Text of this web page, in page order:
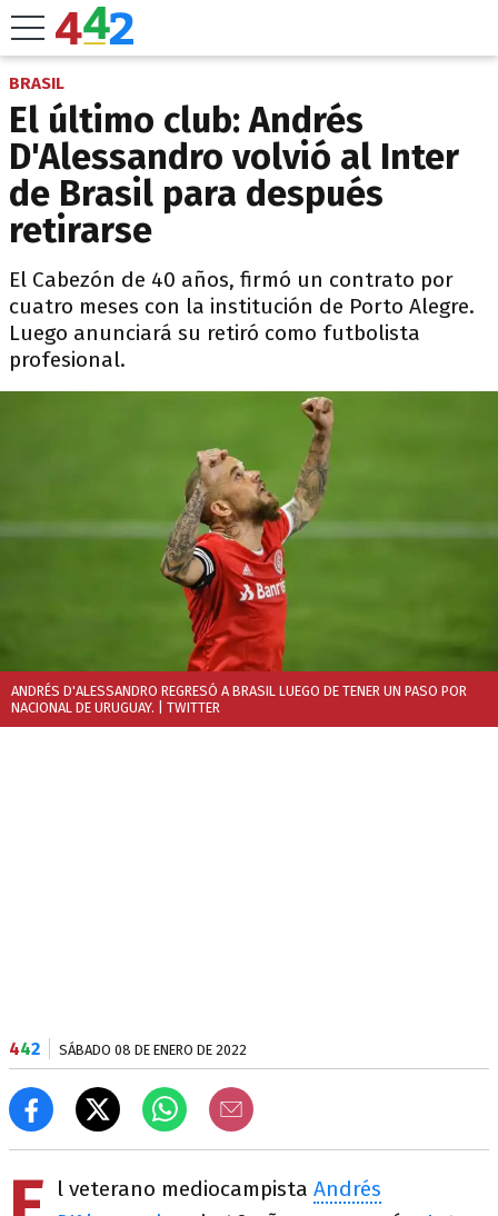
BRASIL
El último club: Andrés
D'Alessandro volvió al Inter
de Brasil para después
retirarse
El Cabezón de 40 años, firmó un contrato por
cuatro meses con la institución de Porto Alegre.
Luego anunciará su retiró como futbolista
profesional.
ANDRÉS D'ALESSANDRO REGRESÓ A BRASIL LUEGO DE TENER UN PASO POR
NACIONAL DE URUGUAY. | TWITTER
442 SÁBADO 08 DE ENERO DE 2022
l veterano mediocampista Andrés